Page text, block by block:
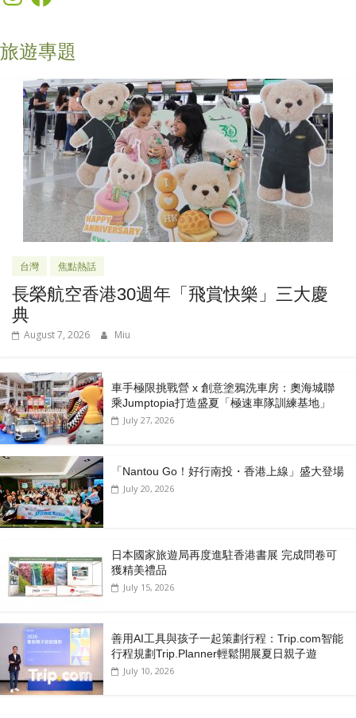
旅遊專題
台灣 焦點熱話
長榮航空香港30週年「飛賞快樂」三大慶
典
August 7, 2026 Miu
車手極限挑戰營 x 創意塗鴉洗車房：奧海城聯
乘Jumptopia打造盛夏「極速車隊訓練基地」
July 27, 2026
「Nantou Go！好行南投・香港上線」盛大登場
July 20, 2026
日本國家旅遊局再度進駐香港書展 完成問卷可
獲精美禮品
July 15, 2026
善用AI工具與孩子一起策劃行程：Trip.com智能
行程規劃Trip.Planner輕鬆開展夏日親子遊
July 10, 2026